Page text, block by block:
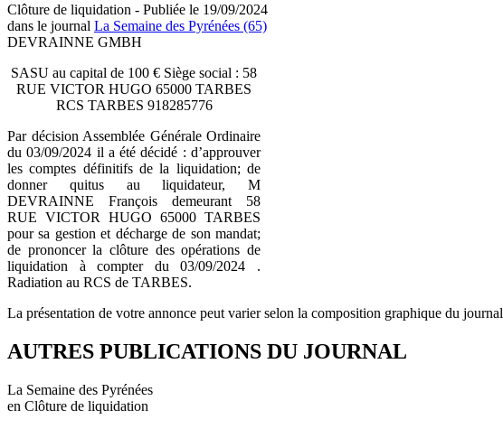
Clôture de liquidation - Publiée le 19/09/2024
dans le journal La Semaine des Pyrénées (65)
DEVRAINNE GMBH
SASU au capital de 100 € Siège social : 58
RUE VICTOR HUGO 65000 TARBES
RCS TARBES 918285776
Par décision Assemblée Générale Ordinaire
du 03/09/2024 il a été décidé : d’approuver
les comptes définitifs de la liquidation; de
donner quitus au liquidateur, M
DEVRAINNE François demeurant 58
RUE VICTOR HUGO 65000 TARBES
pour sa gestion et décharge de son mandat;
de prononcer la clôture des opérations de
liquidation à compter du 03/09/2024 .
Radiation au RCS de TARBES.
La présentation de votre annonce peut varier selon la composition graphique du journal
AUTRES PUBLICATIONS DU JOURNAL
La Semaine des Pyrénées
en Clôture de liquidation